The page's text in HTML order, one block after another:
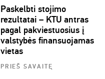
Paskelbti stojimo
rezultatai – KTU antras
pagal pakviestuosius į
valstybės finansuojamas
vietas
PRIEŠ SAVAITĘ